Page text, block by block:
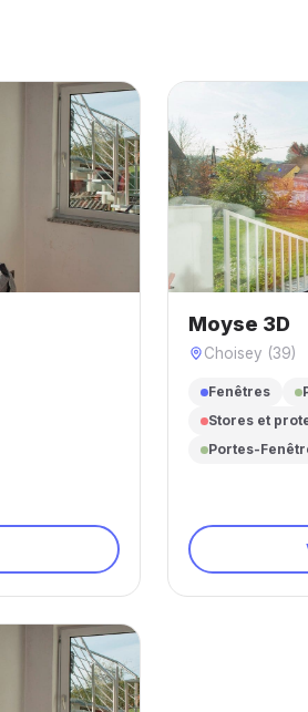
Moyse 3D
Choisey (39)
Fenêtres
Stores et
Portes-